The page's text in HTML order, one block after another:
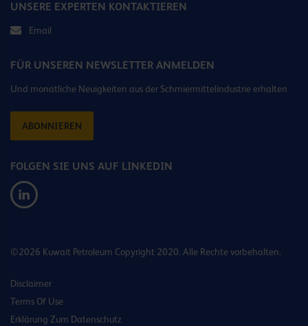
UNSERE EXPERTEN KONTAKTIEREN
Email
FÜR UNSEREN NEWSLETTER ANMELDEN
Und monatliche Neuigkeiten aus der Schmiermittelindustrie erhalten
ABONNIEREN
FOLGEN SIE UNS AUF LINKEDIN
©2026 Kuwait Petroleum Copyright 2020. Alle Rechte vorbehalten.
Disclaimer
Terms Of Use
Erklärung Zum Datenschutz